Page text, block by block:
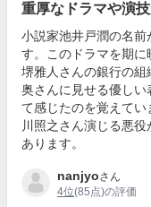
重厚なドラマや演
小説家池井戸潤の名前
す。このドラマを期
堺雅人さんの銀行の
奥さんに見せる優しい
て感じたのを覚えて
川照之さん演じる悪
あります。
nanjyoさん
4位(85点)の評価